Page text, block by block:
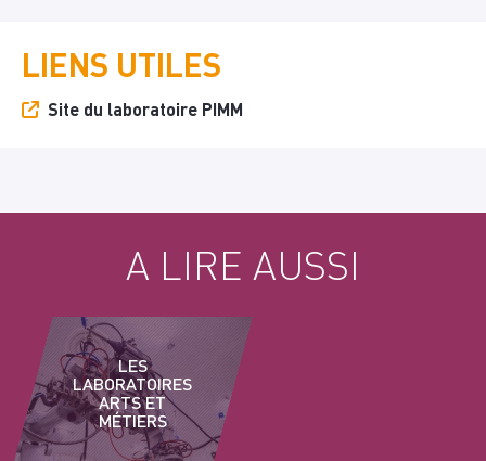
LIENS UTILES
Site du laboratoire PIMM
A LIRE AUSSI
LES
LABORATOIRES
ARTS ET
MÉTIERS